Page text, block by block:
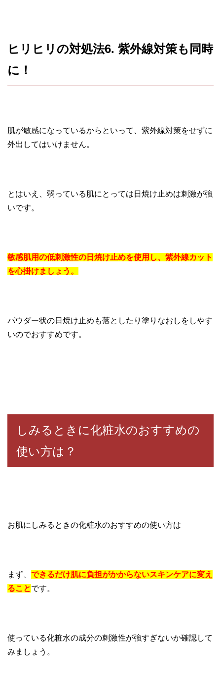
ヒリヒリの対処法6. 紫外線対策も同時
に！
肌が敏感になっているからといって、紫外線対策をせずに
外出してはいけません。
とはいえ、弱っている肌にとっては日焼け止めは刺激が強
いです。
敏感肌用の低刺激性の日焼け止めを使用し、紫外線カット
を心掛けましょう。
パウダー状の日焼け止めも落としたり塗りなおしをしやす
いのでおすすめです。
しみるときに化粧水のおすすめの
使い方は？
お肌にしみるときの化粧水のおすすめの使い方は
まず、 できるだけ肌に負担がかからないスキンケアに変え
ることです。
使っている化粧水の成分の刺激性が強すぎないか確認して
みましょう。